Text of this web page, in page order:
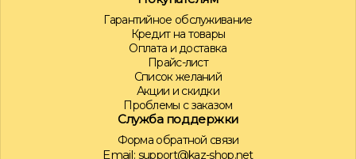
Гарантийное обслуживание
Кредит на товары
Оплата и доставка
Прайс-лист
Список желаний
Акции и скидки
Проблемы с заказом
Служба поддержки
Форма обратной связи
Email: support@kaz-shop.net